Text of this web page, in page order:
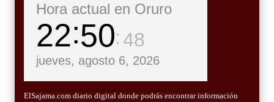
Hora actual en Oruro
22 50 49
jueves, agosto 6, 2026
ElSajama.com diario digital donde podrás encontrar información